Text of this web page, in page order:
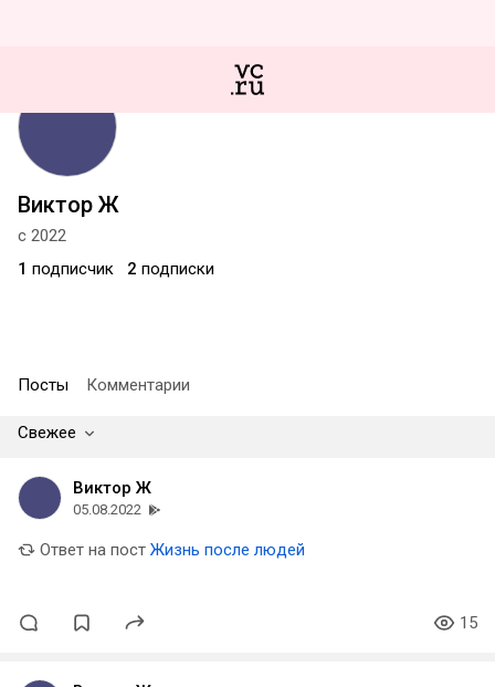
Виктор Ж
с 2022
1 подписчик 2 подписки
Посты Комментарии
Свежее
Виктор Ж
05.08.2022
Ответ на пост Жизнь после людей
15